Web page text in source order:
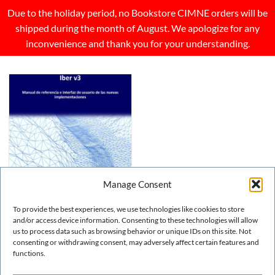
Manage Consent
To provide the best experiences, we use technologies like cookies to store
and/or access device information. Consenting to these technologies will allow
us to process data such as browsing behavior or unique IDs on this site. Not
consenting or withdrawing consent, may adversely affect certain features and
functions.
Due to the holiday period, no Bookstore CIMNE orders will be
shipped during the month of August. We apologize for any
inconvenience and thank you for your understanding.
CIVIL & ENVIRONMENT
Iber v3: Manual de
referencia e interfaz de
implementaciones (digital)